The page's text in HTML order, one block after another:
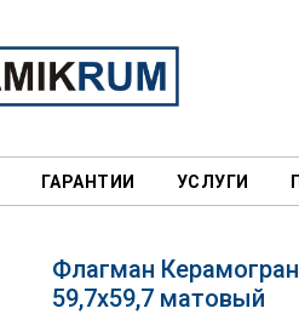
ГАРАНТИИ УСЛУГИ
Флагман
59,7х59,7 матовый